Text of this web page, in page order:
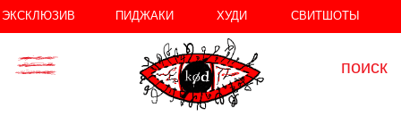
////
ЭКСКЛЮЗИВ ПИДЖАКИ ХУДИ СВИТШОТЫ